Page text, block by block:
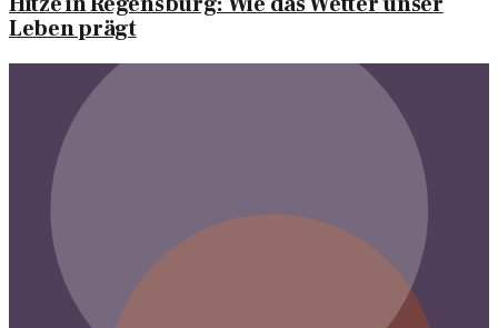
Leben prägt